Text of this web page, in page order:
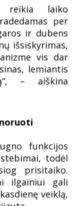
reikia laiko
per
ir dubens
išsiskyrimas,
vis dar
lemiantis
– aiškina
funkcijos
todėl
prisitaiko.
ilgainiui gali
veiklą,